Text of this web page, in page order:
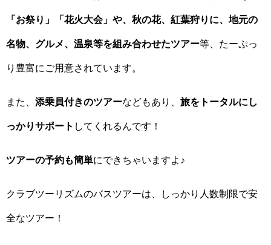
「お祭り」「花火大会」や、秋の花、紅葉狩りに、地元の
名物、グルメ、温泉等を組み合わせたツアー等、たーぷっ
り豊富にご用意されています。
また、 添乗員付きのツアーなどもあり、 旅をトータルにし
っかりサポート してくれるんです！
ツアーの予約も簡単にできちゃいますよ♪
クラブツーリズムのバスツアーは、しっかり人数制限で安
全なツアー！